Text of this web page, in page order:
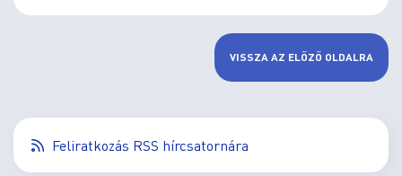
VISSZA AZ ELŐZŐ OLDALRA
Feliratkozás RSS hírcsatornára